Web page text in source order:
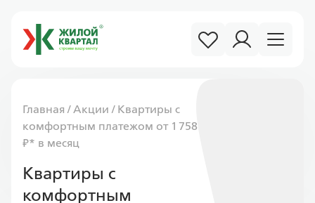
Главная /Акции / Квартиры с
комфортным платежом от 1 758
₽* в месяц
Квартиры с
комфортным